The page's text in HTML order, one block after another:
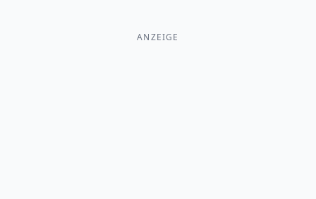
ANZEIGE